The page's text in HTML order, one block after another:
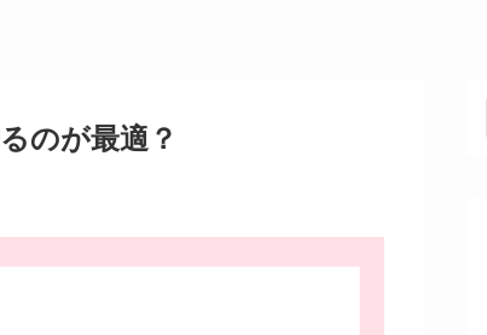
のが最適？